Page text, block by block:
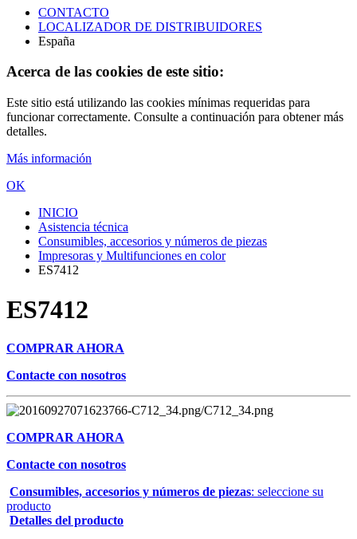
CONTACTO
LOCALIZADOR DE DISTRIBUIDORES
España
Acerca de las cookies de este sitio:
Este sitio está utilizando las cookies mínimas requeridas para
funcionar correctamente. Consulte a continuación para obtener más
detalles.
Más información
OK
INICIO
Asistencia técnica
Consumibles, accesorios y números de piezas
Impresoras y Multifunciones en color
ES7412
ES7412
COMPRAR AHORA
Contacte con nosotros
COMPRAR AHORA
Contacte con nosotros
Consumibles, accesorios y números de piezas: seleccione su
producto
Detalles del producto